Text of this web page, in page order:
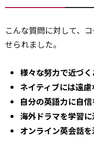
こんな質問に対して、
せられました。
様々な努力で近づ
ネイティブには遠慮
自分の英語力に自信
海外ドラマを学習
オンライン英会話